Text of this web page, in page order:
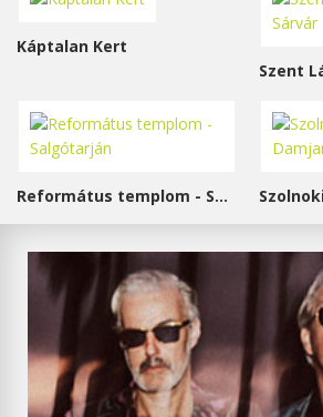
Káptalan Kert
Református templom - Salgótarján